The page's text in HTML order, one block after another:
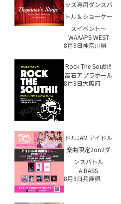
ッズ専用ダンスバ
トル＆ショーケー
スイベント〜
WAAAPS WEST
8月9日神奈川県
Rock The South!!
高石アプラホール
8月9日大阪府
ドルJAM アイドル
楽曲限定2on2ダ
ンスバトル
A.BASS
8月9日兵庫県